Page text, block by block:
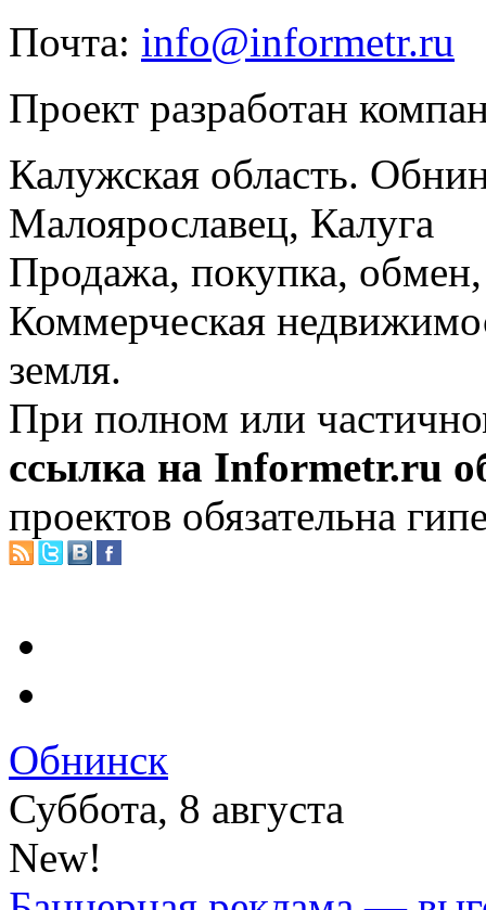
Почта: info@informetr.ru
Проект разработан
Калужская область.
Малоярославец, Калуга
Продажа, покупка, обмен,
Коммерческая
земля.
При полном или
ссылка на Informetr.ru
проектов обязательна
Обнинск
Суббота, 8 августа
New!